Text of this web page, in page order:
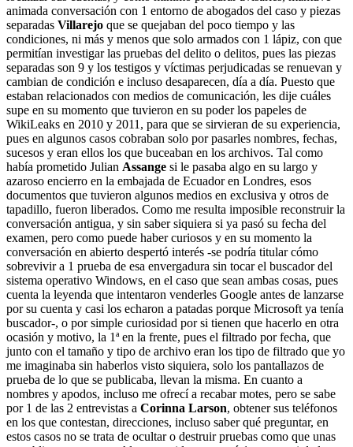
animada conversación con 1 entorno de abogados del caso y piezas
separadas Villarejo que se quejaban del poco tiempo y las
condiciones, ni más y menos que solo armados con 1 lápiz, con que
permitían investigar las pruebas del delito o delitos, pues las piezas
separadas son 9 y los testigos y víctimas perjudicadas se renuevan y
cambian de condición e incluso desaparecen, día a día. Puesto que
estaban relacionados con medios de comunicación, les dije cuáles
supe en su momento que tuvieron en su poder los papeles de
WikiLeaks en 2010 y 2011, para que se sirvieran de su experiencia,
pues en algunos casos cobraban solo por pasarles nombres, fechas,
sucesos y eran ellos los que buceaban en los archivos. Tal como
había prometido Julian Assange si le pasaba algo en su largo y
azaroso encierro en la embajada de Ecuador en Londres, esos
documentos que tuvieron algunos medios en exclusiva y otros de
tapadillo, fueron liberados. Como me resulta imposible reconstruir la
conversación antigua, y sin saber siquiera si ya pasó su fecha del
examen, pero como puede haber curiosos y en su momento la
conversación en abierto despertó interés -se podría titular cómo
sobrevivir a 1 prueba de esa envergadura sin tocar el buscador del
sistema operativo Windows, en el caso que sean ambas cosas, pues
cuenta la leyenda que intentaron venderles Google antes de lanzarse
por su cuenta y casi los echaron a patadas porque Microsoft ya tenía
buscador-, o por simple curiosidad por si tienen que hacerlo en otra
ocasión y motivo, la 1ª en la frente, pues el filtrado por fecha, que
junto con el tamaño y tipo de archivo eran los tipo de filtrado que yo
me imaginaba sin haberlos visto siquiera, solo los pantallazos de
prueba de lo que se publicaba, llevan la misma. En cuanto a
nombres y apodos, incluso me ofrecí a recabar motes, pero se sabe
por 1 de las 2 entrevistas a Corinna Larson, obtener sus teléfonos
en los que contestan, direcciones, incluso saber qué preguntar, en
estos casos no se trata de ocultar o destruir pruebas como que unas